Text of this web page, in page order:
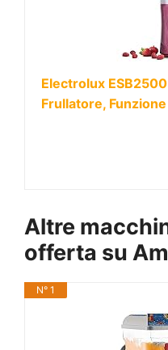
Electrolux
Frullatore,
Altre
offerta su
N° 1